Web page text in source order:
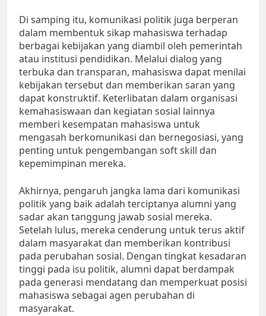
Di samping itu, komunikasi politik juga berperan
dalam membentuk sikap mahasiswa terhadap
berbagai kebijakan yang diambil oleh pemerintah
atau institusi pendidikan. Melalui dialog yang
terbuka dan transparan, mahasiswa dapat menilai
kebijakan tersebut dan memberikan saran yang
dapat konstruktif. Keterlibatan dalam organisasi
kemahasiswaan dan kegiatan sosial lainnya
memberi kesempatan mahasiswa untuk
mengasah berkomunikasi dan bernegosiasi, yang
penting untuk pengembangan soft skill dan
kepemimpinan mereka.
Akhirnya, pengaruh jangka lama dari komunikasi
politik yang baik adalah terciptanya alumni yang
sadar akan tanggung jawab sosial mereka.
Setelah lulus, mereka cenderung untuk terus aktif
dalam masyarakat dan memberikan kontribusi
pada perubahan sosial. Dengan tingkat kesadaran
tinggi pada isu politik, alumni dapat berdampak
pada generasi mendatang dan memperkuat posisi
mahasiswa sebagai agen perubahan di
masyarakat.